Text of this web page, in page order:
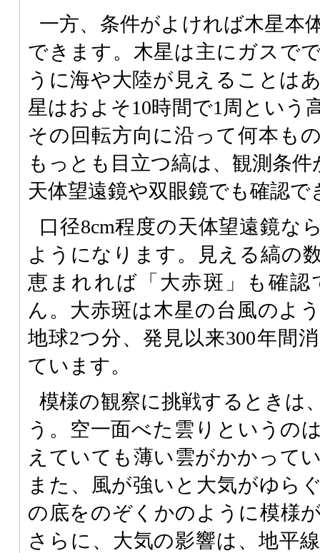
一方、条件がよければ木星本
できます。木星は主にガスで
うに海や大陸が見えることは
星はおよそ10時間で1周という
その回転方向に沿って何本も
もっとも目立つ縞は、観測条
天体望遠鏡や双眼鏡でも確認
口径8cm程度の天体望遠鏡な
ようになります。見える縞の
恵まれれば「大赤斑」も確
ん。大赤斑は木星の台風のよ
地球2つ分、発見以来300年間
ています。
模様の観察に挑戦するときは
う。空一面べた雲りというの
えていても薄い雲がかかって
また、風が強いと大気がゆら
の底をのぞくかのように模様
さらに、大気の影響は、地平